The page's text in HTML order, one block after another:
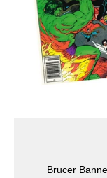
Brucer